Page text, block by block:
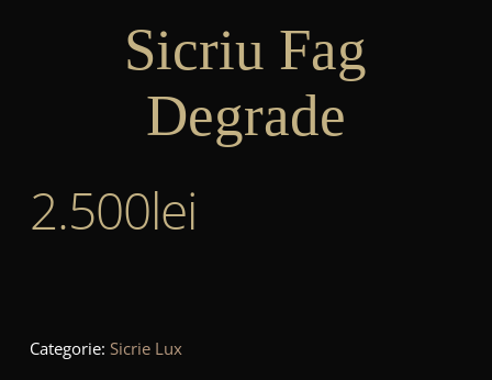
Sicriu Fag
Degrade
2.500lei
Categorie: Sicrie Lux